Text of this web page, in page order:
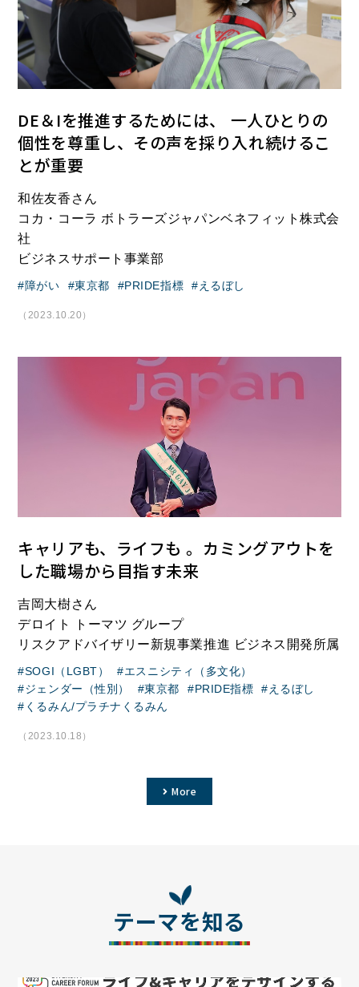
DE＆Iを推進するためには、 一人ひとりの
個性を尊重し、その声を採り入れ続けるこ
とが重要
和佐友香さん
コカ・コーラ ボトラーズジャパンベネフィット株式会
社
ビジネスサポート事業部
障がい 東京都 PRIDE指標 えるぼし
（2023.10.20）
キャリアも、ライフも 。――カミングアウトを
した職場から目指す未来
吉岡大樹さん
デロイト トーマツ グループ
リスクアドバイザリー新規事業推進 ビジネス開発所属
SOGI（LGBT）
エスニシティ（多文化）
ジェンダー（性別）
東京都 PRIDE指標
えるぼし
くるみん/プラチナくるみん
（2023.10.18）
More
テーマを知る